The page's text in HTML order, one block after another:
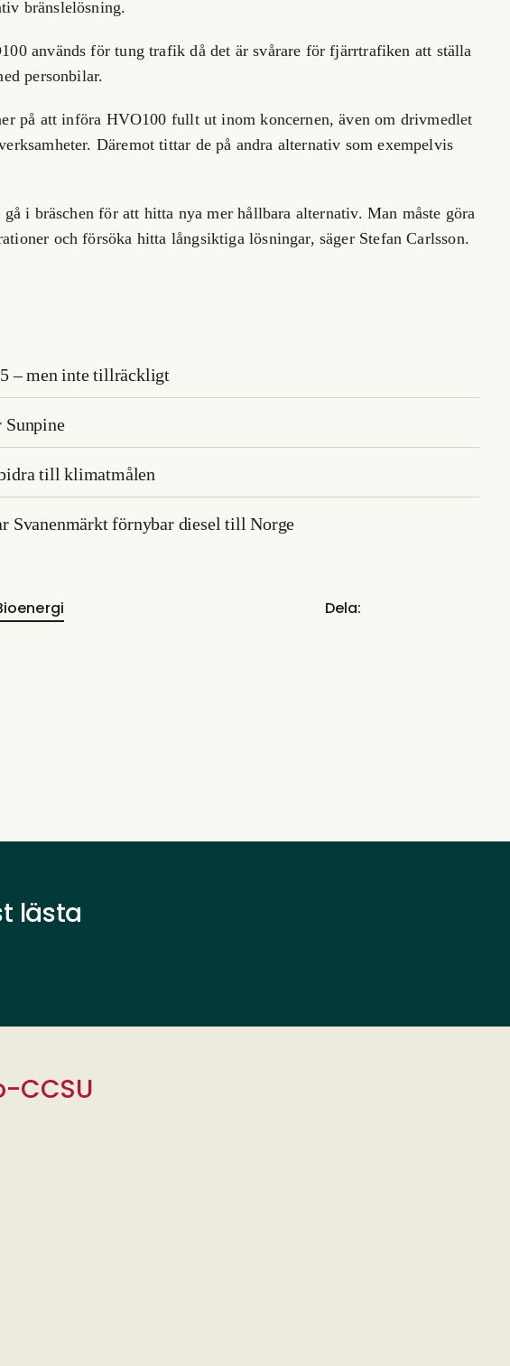
bränslelösning.
används för tung trafik då det är svårare för fjärrtrafiken att ställa
personbilar.
på att införa HVO100 fullt ut inom koncernen, även om drivmedlet
Däremot tittar de på andra alternativ som exempelvis
i bräschen för att hitta nya mer hållbara alternativ. Man måste göra
och försöka hitta långsiktiga lösningar, säger Stefan Carlsson.
– men inte tillräckligt
Sunpine
till klimatmålen
Svanenmärkt förnybar diesel till Norge
Dela:
lästa
CCSU